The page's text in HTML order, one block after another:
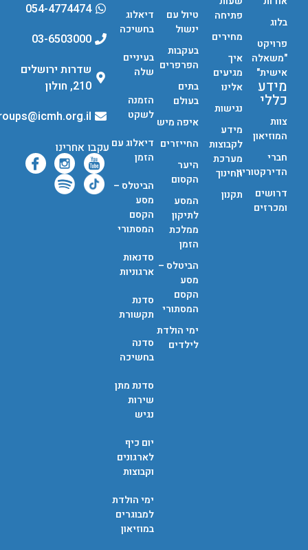
בלוג
פרויקט
"משאלה
אישית"
מידע
כללי
צוות
המוזיאון
חברי
הדירקטוריון
דרושים
ומכרזים
פתיחה
מחירים
איך
מגיעים
אלינו
נגישות
מידע
לקבוצות
מערכת
החינוך
תקנון
טיול עם
ינשול
בעקבות
הפרפרים
בתים
בעולם
איפה מיש
החייזרים
היער
הקסום
המסע
לתיקון
ממלכת
הזמן
הביטלס –
מסע
הקסם
המסתורי
ימי הולדת
לילדים
דיאלוג
בחשיכה
בעיניים
שלה
הזמנה
לשקט
דיאלוג עם
הזמן
הביטלס –
מסע
הקסם
המסתורי
סדנאות
ארגוניות
סדנת
תקשורת
סדנה
בחשיכה
סדנת מתן
שירות
נגיש
יום כיף
לארגונים
וקבוצות
ימי הולדת
למבוגרים
במוזיאון
054-4774474
03-6503000
שדרות ירושלים
210, חולון
groups@icmh.org.il
עקבו אחרינו